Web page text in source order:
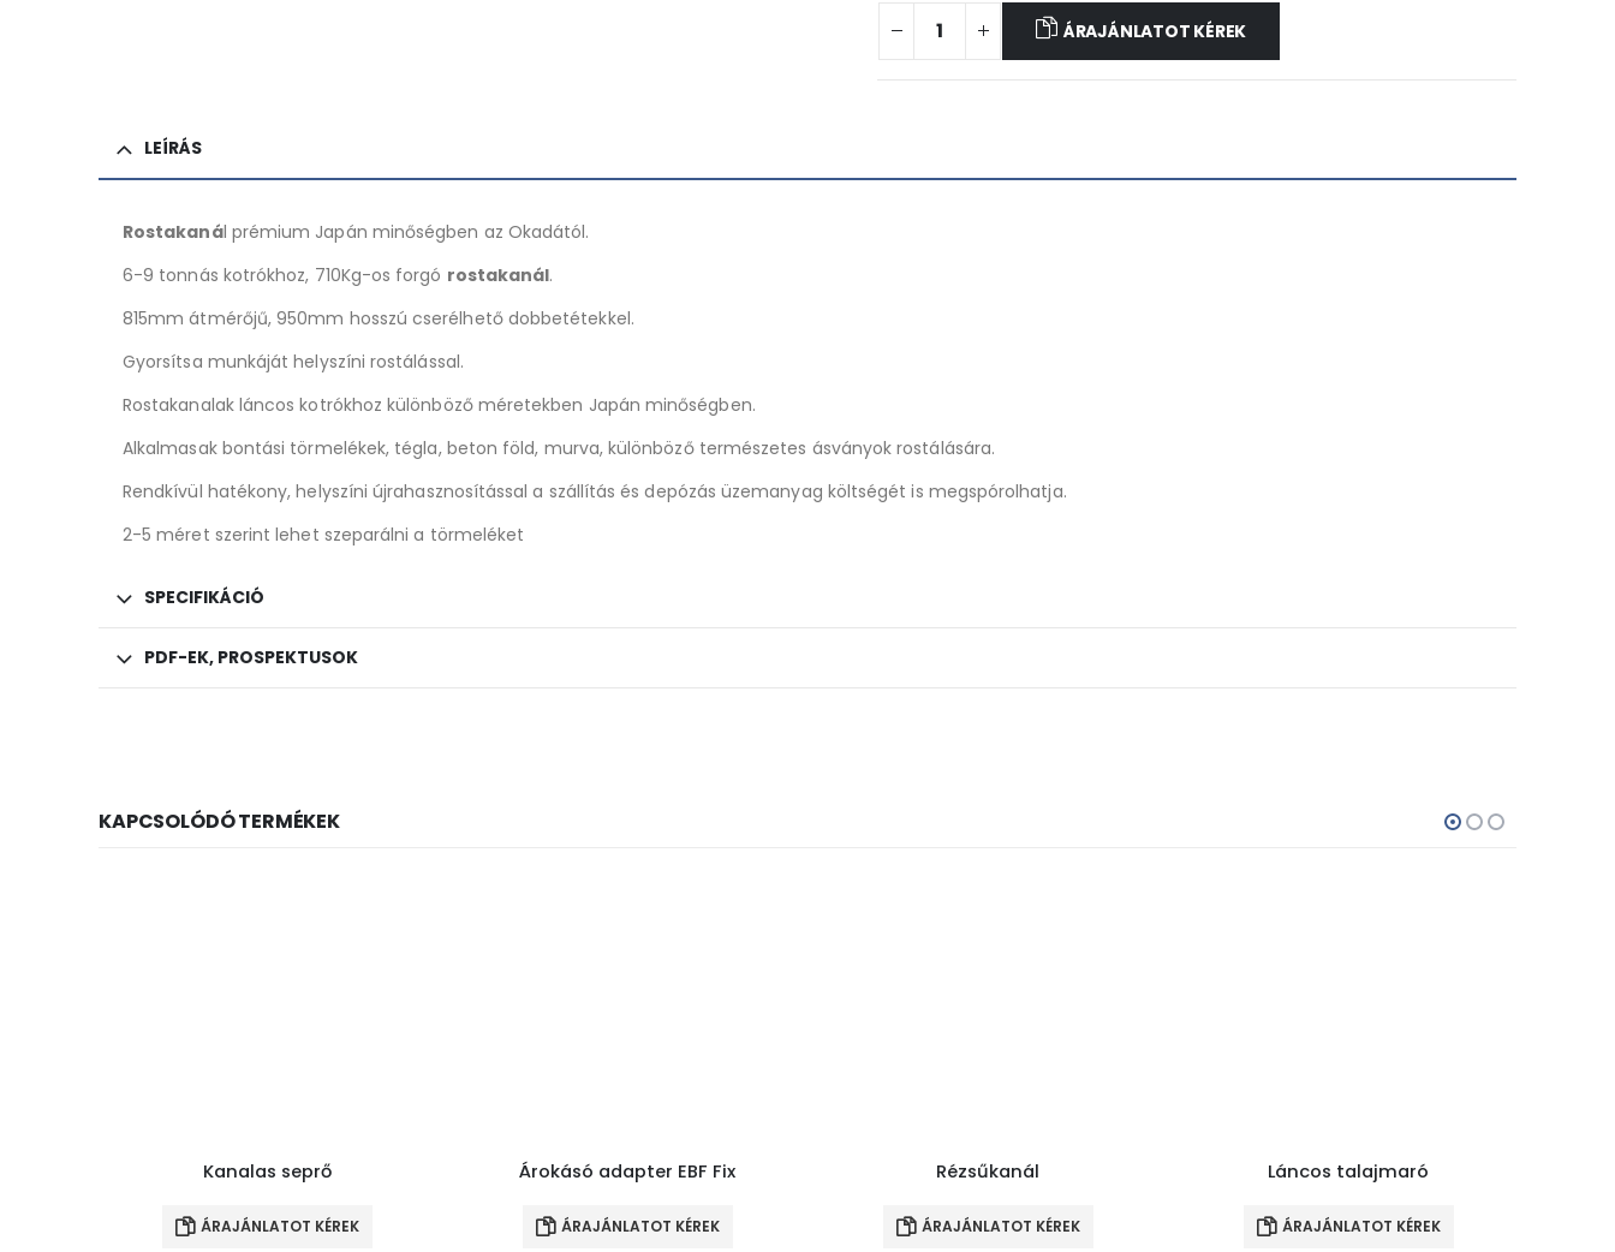
ÁRAJÁNLATOT KÉREK
LEÍRÁS
Rostakanál prémium Japán minőségben az Okadától.
6-9 tonnás kotrókhoz, 710Kg-os forgó rostakanál.
815mm átmérőjű, 950mm hosszú cserélhető dobbetétekkel.
Gyorsítsa munkáját helyszíni rostálással.
Rostakanalak láncos kotrókhoz különböző méretekben Japán minőségben.
Alkalmasak bontási törmelékek, tégla, beton föld, murva, különböző természetes ásványok rostálására.
Rendkívül hatékony, helyszíni újrahasznosítással a szállítás és depózás üzemanyag költségét is megspórolhatja.
2-5 méret szerint lehet szeparálni a törmeléket
SPECIFIKÁCIÓ
PDF-EK, PROSPEKTUSOK
KAPCSOLÓDÓ TERMÉKEK
Kanalas seprő
ÁRAJÁNLATOT KÉREK
Árokásó adapter EBF Fix
ÁRAJÁNLATOT KÉREK
Rézsűkanál
ÁRAJÁNLATOT KÉREK
Láncos talajmaró
ÁRAJÁNLATOT KÉREK